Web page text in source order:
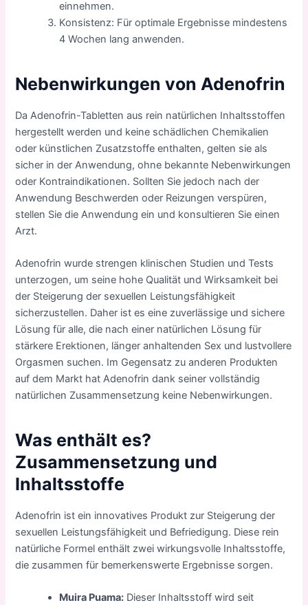
einnehmen.
Konsistenz: Für optimale Ergebnisse mindestens
4 Wochen lang anwenden.
Nebenwirkungen von Adenofrin
Da Adenofrin-Tabletten aus rein natürlichen Inhaltsstoffen
hergestellt werden und keine schädlichen Chemikalien
oder künstlichen Zusatzstoffe enthalten, gelten sie als
sicher in der Anwendung, ohne bekannte Nebenwirkungen
oder Kontraindikationen. Sollten Sie jedoch nach der
Anwendung Beschwerden oder Reizungen verspüren,
stellen Sie die Anwendung ein und konsultieren Sie einen
Arzt.
Adenofrin wurde strengen klinischen Studien und Tests
unterzogen, um seine hohe Qualität und Wirksamkeit bei
der Steigerung der sexuellen Leistungsfähigkeit
sicherzustellen. Daher ist es eine zuverlässige und sichere
Lösung für alle, die nach einer natürlichen Lösung für
stärkere Erektionen, länger anhaltenden Sex und lustvollere
Orgasmen suchen. Im Gegensatz zu anderen Produkten
auf dem Markt hat Adenofrin dank seiner vollständig
natürlichen Zusammensetzung keine Nebenwirkungen.
Was enthält es?
Zusammensetzung und
Inhaltsstoffe
Adenofrin ist ein innovatives Produkt zur Steigerung der
sexuellen Leistungsfähigkeit und Befriedigung. Diese rein
natürliche Formel enthält zwei wirkungsvolle Inhaltsstoffe,
die zusammen für bemerkenswerte Ergebnisse sorgen.
Muira Puama: Dieser Inhaltsstoff wird seit